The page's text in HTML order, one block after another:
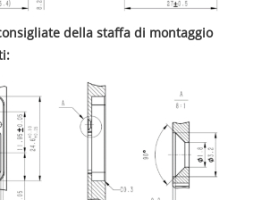
della staffa di montaggio